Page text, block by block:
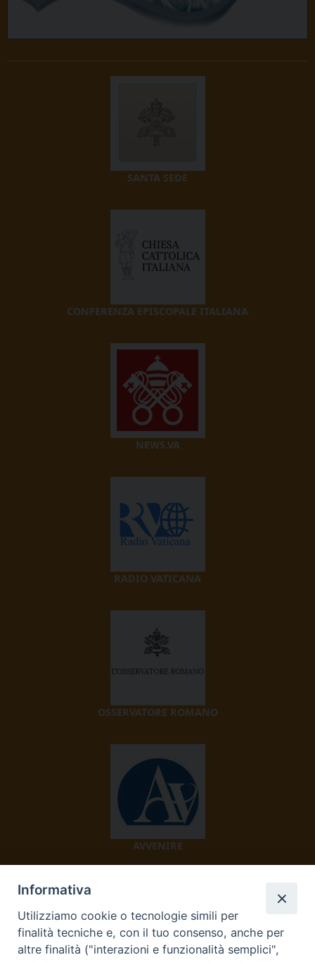
SANTA SEDE
CONFERENZA EPISCOPALE ITALIANA
NEWS.VA
RADIO VATICANA
OSSERVATORE ROMANO
AVVENIRE
Informativa
Utilizziamo cookie o tecnologie simili per
finalità tecniche e, con il tuo consenso, anche per
altre finalità ("interazioni e funzionalità semplici",